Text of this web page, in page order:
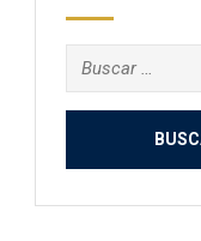
Buscar: